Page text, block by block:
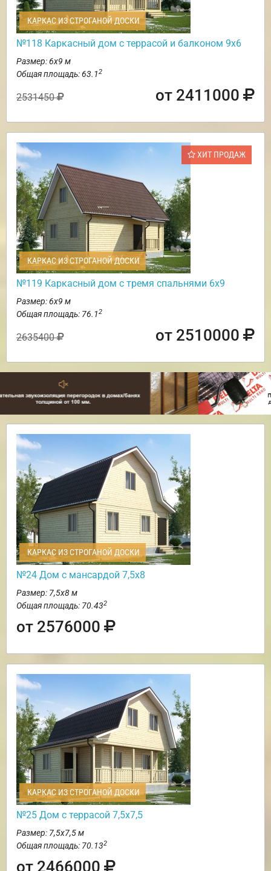
КАРКАС ИЗ СТРОГАНОЙ ДОСКИ
№118 Каркасный дом с террасой и балконом 9х6
Размер: 6х9 м
Общая площадь: 63.12
2531450 от 2411000
ХИТ ПРОДАЖ
КАРКАС ИЗ СТРОГАНОЙ ДОСКИ
№119 Каркасный дом с тремя спальнями 6х9
Размер: 6х9 м
Общая площадь: 76.12
2635400 от 2510000
КАРКАС ИЗ СТРОГАНОЙ ДОСКИ
№24 Дом с мансардой 7,5х8
Размер: 7,5х8 м
Общая площадь: 70.432
от 2576000
КАРКАС ИЗ СТРОГАНОЙ ДОСКИ
№25 Дом с террасой 7,5х7,5
Размер: 7,5х7,5 м
Общая площадь: 70.132
от 2466000